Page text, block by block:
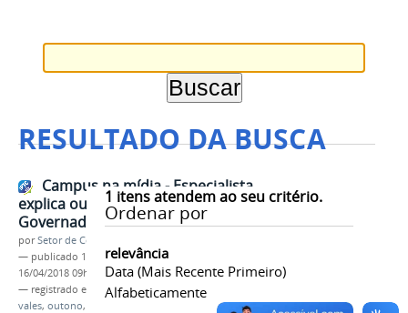
RESULTADO DA BUSCA
1 itens atendem ao seu critério.
Ordenar por
relevância
Data (mais Recente Primeiro)
Alfabeticamente
Campus na mídia - Especialista
explica outono chuvoso em
Governador Valadares
porSetor de Comunicação
— publicado 16/04/2018—última modificação
16/04/2018 09h16
— registrado em:
mídia,jornalismo,intertv dos
vales, outono, daniela cunha,